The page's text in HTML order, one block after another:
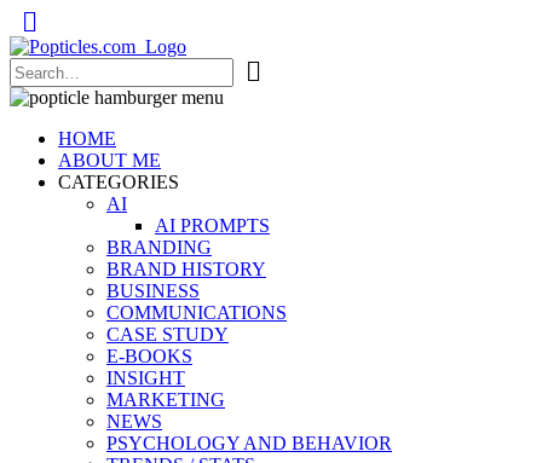
Popticles.com
HOME
ABOUT ME
CATEGORIES
AI
AI PROMPTS
BRANDING
BRAND HISTORY
BUSINESS
COMMUNICATIONS
CASE STUDY
E-BOOKS
INSIGHT
MARKETING
NEWS
PSYCHOLOGY AND BEHAVIOR